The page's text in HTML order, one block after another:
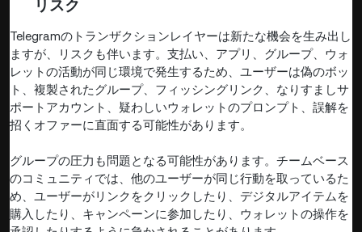
リスク
Telegramのトランザクションレイヤーは新たな機会を生み出し
ますが、リスクも伴います。支払い、アプリ、グループ、ウォ
レットの活動が同じ環境で発生するため、ユーザーは偽のボッ
ト、複製されたグループ、フィッシングリンク、なりすましサ
ポートアカウント、疑わしいウォレットのプロンプト、誤解を
招くオファーに直面する可能性があります。
グループの圧力も問題となる可能性があります。チームベース
のコミュニティでは、他のユーザーが同じ行動を取っているた
め、ユーザーがリンクをクリックしたり、デジタルアイテムを
購入したり、キャンペーンに参加したり、ウォレットの操作を